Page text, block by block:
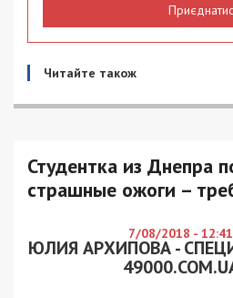
Читайте також
Студентка из Днепра
страшные ожоги –
7/08/2018 - 12:41
ЮЛИЯ АРХИПОВА -